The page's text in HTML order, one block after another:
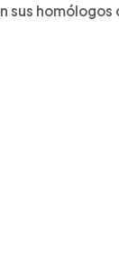
sus homólogos